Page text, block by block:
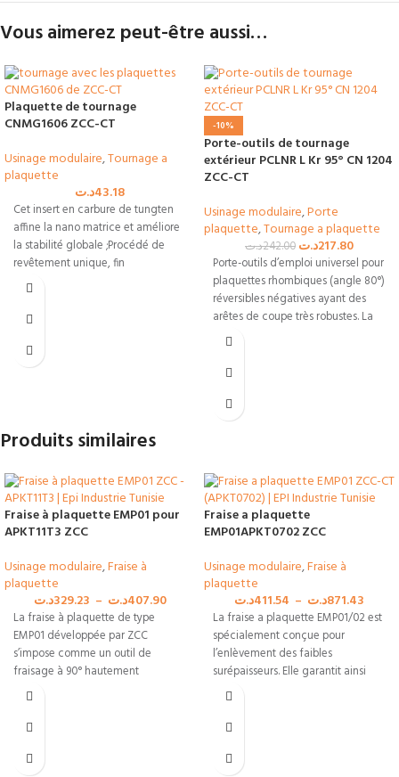
Vous aimerez peut-être aussi…
Plaquette de tournage
CNMG1606 ZCC-CT
Usinage modulaire,Tournage a
plaquette
43.18د.ت
Cet insert en carbure de tungten
affine la nano matrice et améliore
la stabilité globale ;Procédé de
revêtement unique, fin
-10%
Porte-outils de tournage
extérieur PCLNR L Kr 95° CN 1204
ZCC-CT
Usinage modulaire,Porte
plaquette,Tournage a plaquette
242.00د.ت 217.80د.ت
Porte-outils d’emploi universel pour
plaquettes rhombiques (angle 80°)
réversibles négatives ayant des
arêtes de coupe très robustes. La
fixation par
Produits similaires
Fraise à plaquette EMP01 pour
APKT11T3 ZCC
Usinage modulaire,Fraise à
plaquette
329.23د.ت – 407.90د.ت
La fraise à plaquette de type
EMP01 développée par ZCC
s’impose comme un outil de
fraisage à 90° hautement
performant.
Fraise a plaquette
EMP01APKT0702 ZCC
Usinage modulaire,Fraise à
plaquette
411.54د.ت – 871.43د.ت
La fraise a plaquette EMP01/02 est
spécialement conçue pour
l’enlèvement des faibles
surépaisseurs. Elle garantit ainsi
des performances optimales pour